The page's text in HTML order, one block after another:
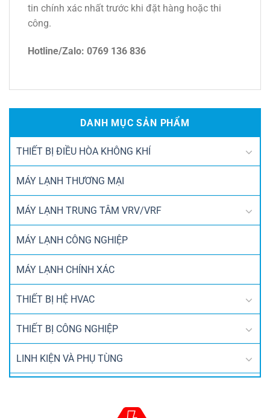
tin chính xác nhất trước khi đặt hàng hoặc thi
công.
Hotline/Zalo: 0769 136 836
DANH MỤC SẢN PHẨM
THIẾT BỊ ĐIỀU HÒA KHÔNG KHÍ
MÁY LẠNH THƯƠNG MẠI
MÁY LẠNH TRUNG TÂM VRV/VRF
MÁY LẠNH CÔNG NGHIỆP
MÁY LẠNH CHÍNH XÁC
THIẾT BỊ HỆ HVAC
THIẾT BỊ CÔNG NGHIỆP
LINH KIỆN VÀ PHỤ TÙNG